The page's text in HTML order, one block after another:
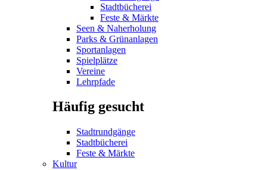
Stadtbücherei
Feste & Märkte
Seen & Naherholung
Parks & Grünanlagen
Sportanlagen
Spielplätze
Vereine
Lehrpfade
Häufig gesucht
Stadtrundgänge
Stadtbücherei
Feste & Märkte
Kultur